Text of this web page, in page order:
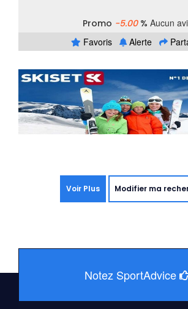
Promo -5.00% Aucun
Favoris
Alerte
Voir Plus Modifier ma
Notez SportAdvice